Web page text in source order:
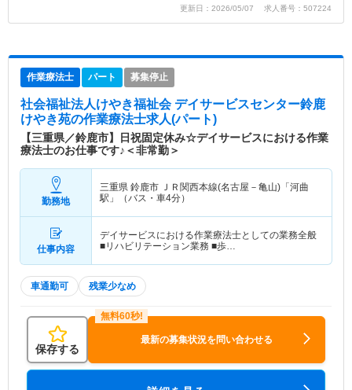
更新日：2026/05/07 求人番号：507224
作業療法士 パート 募集停止
社会福祉法人けやき福祉会 デイサービスセンター鈴鹿
けやき苑の作業療法士求人(パート)
【三重県／鈴鹿市】日祝固定休み☆デイサービスにおける作業
療法士のお仕事です♪＜非常勤＞
勤務地
三重県 鈴鹿市 ＪＲ関西本線(名古屋－亀山)「河曲
駅」（バス・車4分）
仕事内容
デイサービスにおける作業療法士としての業務全般
■リハビリテーション業務 ■歩…
車通勤可 残業少なめ
保存する
最新の募集状況を問い合わせる